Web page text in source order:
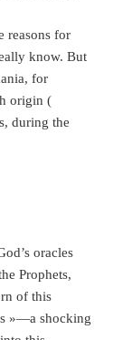
reasons for
know. But
for
origin (
during the
oracles
Prophets,
of this
»—a shocking